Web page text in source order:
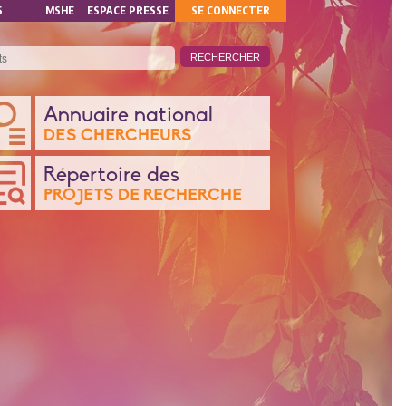
Annuaire national
DES CHERCHEURS
Répertoire des
PROJETS DE RECHERCHE
MSHE ESPACE PRESSE
MON
COMPTE
SE CONNECTER